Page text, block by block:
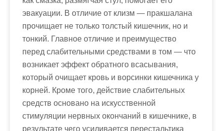
эвакуации. В отличие от клизм — пракшалана
прочищает не только толстый кишечник, но и
тонкий. Главное отличие и преимущество
перед слабительными средствами в том — что
возникает эффект обратного всасывания,
который очищает кровь и ворсинки кишечника у
корней. Кроме того, действие слабительных
средств основано на искусственной
стимуляции нервных окончаний в кишечнике, в
результате чего усиливается перестальтика